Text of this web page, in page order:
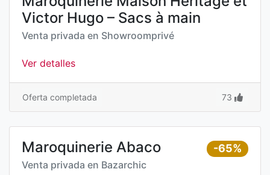
Victor Hugo – Sacs à main
Venta privada en Showroomprivé
Ver detalles
Oferta completada 73
-65%
Maroquinerie Abaco
Venta privada en Bazarchic